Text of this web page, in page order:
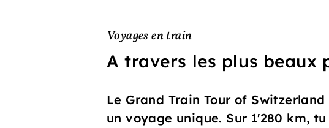
Voyages en train
A travers les plus beaux
Le Grand Train Tour of
un voyage unique. Sur 1'280 km,